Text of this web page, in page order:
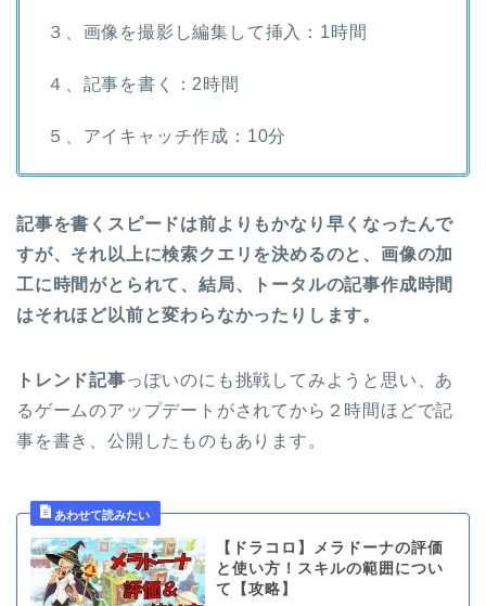
３、画像を撮影し編集して挿入：1時間
４、記事を書く：2時間
５、アイキャッチ作成：10分
記事を書くスピードは前よりもかなり早くなったんで
すが、それ以上に検索クエリを決めるのと、画像の加
工に時間がとられて、結局、トータルの記事作成時間
はそれほど以前と変わらなかったりします。
トレンド記事っぽいのにも挑戦してみようと思い、あ
るゲームのアップデートがされてから２時間ほどで記
事を書き、公開したものもあります。
【ドラコロ】メラドーナの評価
と使い方！スキルの範囲につい
て【攻略】